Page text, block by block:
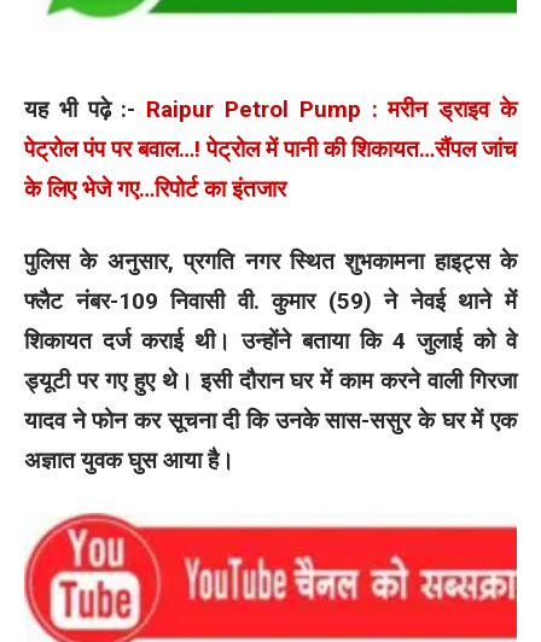
यह भी पढ़े :- Raipur Petrol Pump : मरीन ड्राइव के
पेट्रोल पंप पर बवाल…! पेट्रोल में पानी की शिकायत…सैंपल जांच
के लिए भेजे गए…रिपोर्ट का इंतजार
पुलिस के अनुसार, प्रगति नगर स्थित शुभकामना हाइट्स के
फ्लैट नंबर-109 निवासी वी. कुमार (59) ने नेवई थाने में
शिकायत दर्ज कराई थी। उन्होंने बताया कि 4 जुलाई को वे
ड्यूटी पर गए हुए थे। इसी दौरान घर में काम करने वाली गिरजा
यादव ने फोन कर सूचना दी कि उनके सास-ससुर के घर में एक
अज्ञात युवक घुस आया है।